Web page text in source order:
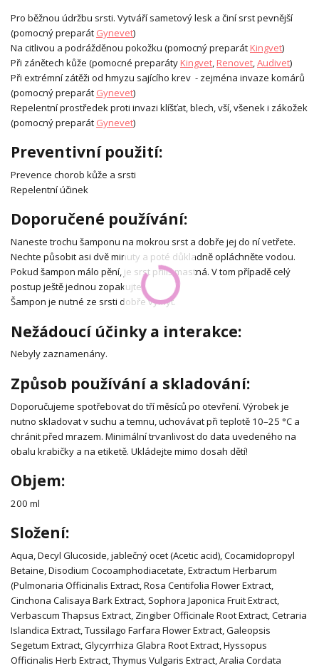
Pro běžnou údržbu srsti. Vytváří sametový lesk a činí srst pevnější
(pomocný preparát Gynevet)
Na citlivou a podrážděnou pokožku (pomocný preparát Kingvet)
Při zánětech kůže (pomocné preparáty Kingvet, Renovet,Audivet)
Při extrémní zátěži od hmyzu sajícího krev - zejména invaze komárů
(pomocný preparát Gynevet)
Repelentní prostředek proti invazi klíšťat, blech, vší, všenek i zákožek
(pomocný preparát Gynevet)
Preventivní použití:
Prevence chorob kůže a srsti
Repelentní účinek
Doporučené používání:
Naneste trochu šamponu na mokrou srst a dobře jej do ní vetřete.
Nechte působit asi dvě minuty a poté důkladně opláchněte vodou.
Pokud šampon málo pění, je srst příliš mastná. V tom případě celý
postup ještě jednou zopakujte.
Šampon je nutné ze srsti dobře vymýt.
Nežádoucí účinky a interakce:
Nebyly zaznamenány.
Způsob používání a skladování:
Doporučujeme spotřebovat do tří měsíců po otevření. Výrobek je
nutno skladovat v suchu a temnu, uchovávat při teplotě 10–25 °C a
chránit před mrazem. Minimální trvanlivost do data uvedeného na
obalu krabičky a na etiketě. Ukládejte mimo dosah dětí!
Objem:
200 ml
Složení:
Aqua, Decyl Glucoside, jablečný ocet (Acetic acid), Cocamidopropyl
Betaine, Disodium Cocoamphodiacetate, Extractum Herbarum
(Pulmonaria Officinalis Extract, Rosa Centifolia Flower Extract,
Cinchona Calisaya Bark Extract, Sophora Japonica Fruit Extract,
Verbascum Thapsus Extract, Zingiber Officinale Root Extract, Cetraria
Islandica Extract, Tussilago Farfara Flower Extract, Galeopsis
Segetum Extract, Glycyrrhiza Glabra Root Extract, Hyssopus
Officinalis Herb Extract, Thymus Vulgaris Extract, Aralia Cordata